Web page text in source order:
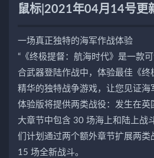
鼠标|2021年04月14号更
一场真正独特的海军作战体验
“《终极提督：航海时代》是一款
合武器登陆作战中，体验最佳《终
精华的独特战争游戏，让您见证海
体验版将提供两类战役：发生在英
大章节中包含 30 场海上和陆上战
们计划通过两个额外章节扩展两类
15 场全新战斗。